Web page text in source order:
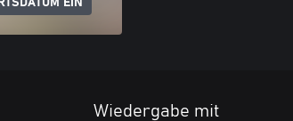
EIN
Wiedergabe mit